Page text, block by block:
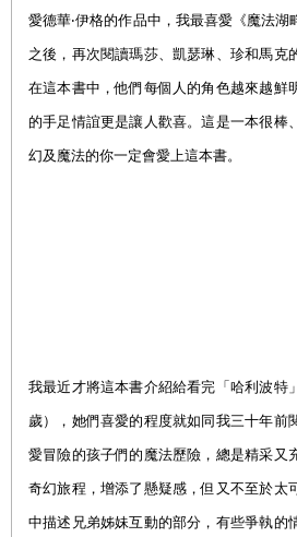
愛德華‧伊格的作品中，我最喜愛《魔法湖
之後，再次閱讀瑪莎、凱瑟琳、珍和馬克
在這本書中，他們每個人的角色越來越鮮
的手足情誼更是讓人歡喜。這是一本很棒
幻及魔法的你一定會愛上這本書。
我最近才將這本書介紹給看完「哈利波特
歲），她們喜愛的程度就如同我三十年前
愛冒險的孩子們的魔法歷險，總是精采又
奇幻旅程，增添了懸疑感，但又不至於太
中描述兄弟姊妹互動的部分，有些爭執的